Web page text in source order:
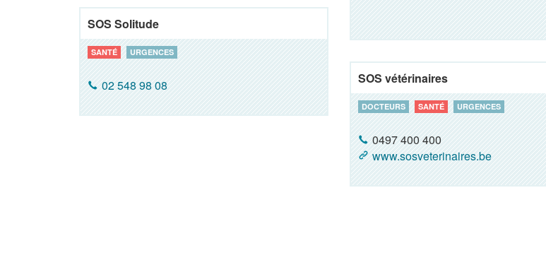
SOS Solitude
SANTÉ URGENCES
02 548 98 08 SOS vétérinaires
DOCTEURS SANTÉ URGENCES
0497 400 400
www.sosveterinaires.be